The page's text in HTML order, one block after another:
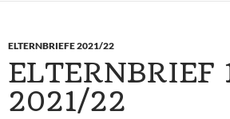
ELTERNBRIEFE 2021/22
ELTERNBRIEF
2021/22